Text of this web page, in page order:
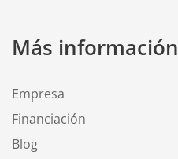
Más información
Empresa
Financiación
Blog